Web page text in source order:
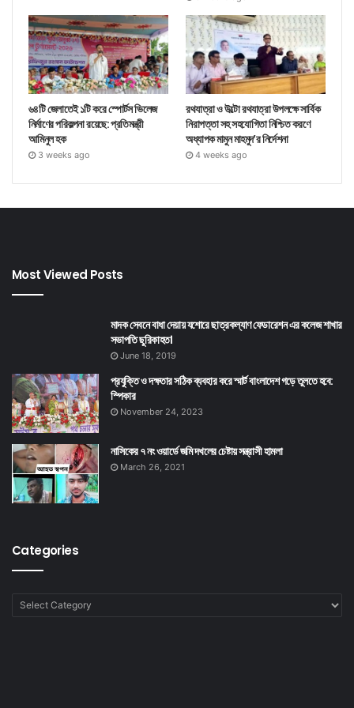
৬৪টি জেলাতেই ১টি করে স্পোর্টস ভিলেজ
নির্মাণের পরিকল্পনা রয়েছে: প্রতিমন্ত্রী
আমিনুল হক
3 weeks ago
রথযাত্রা ও উল্টো রথযাত্রা উপলক্ষে সার্বিক
নিরাপত্তা সহ সহযোগিতা নিশ্চিত করণে
অধ্যাপক মামুন মাহমুদ’র নির্দেশনা
4 weeks ago
Most Viewed Posts
মাদক সেবনে বাধা দেয়ায় যশোরে ছাত্রকল্যাণ ফেডারেশন এর কলেজ শাখার
সভাপতি ছুরিকাহত।
June 18, 2019
প্রযুক্তি ও দক্ষতার সঠিক ব্যবহার করে স্মার্ট বাংলাদেশ গড়ে তুলতে হবে:
স্পিকার
November 24, 2023
নাসিকের ৭ নং ওয়ার্ডে জমি দখলের চেষ্টায় সন্ত্রাসী হামলা
March 26, 2021
Categories
Categories